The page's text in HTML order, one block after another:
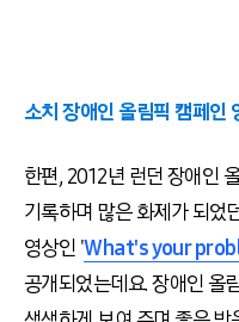
소치 장애인 올림픽 캠페
한편, 2012년 런던 장애인
기록하며 많은 화제가 되었
영상인 'What's your
공개되었는데요. 장애인 올